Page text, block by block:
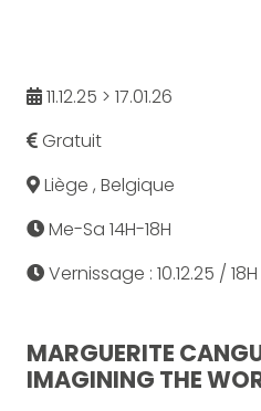
11.12.25 > 17.01.26
Gratuit
Liège , Belgique
Me-Sa 14H-18H
Vernissage : 10.12.25 / 18H
MARGUERITE
IMAGINING THE